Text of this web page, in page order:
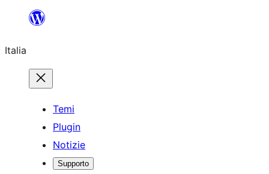
contenuto
Italia
Temi
Plugin
Notizie
Supporto